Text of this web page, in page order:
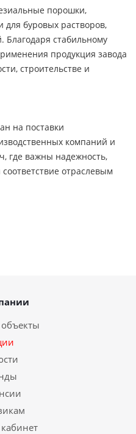
порошки,
буровых растворов,
Благодаря стабильному
продукция завода
строительстве и
на поставки
компаний и
где важны надежность,
отраслевым